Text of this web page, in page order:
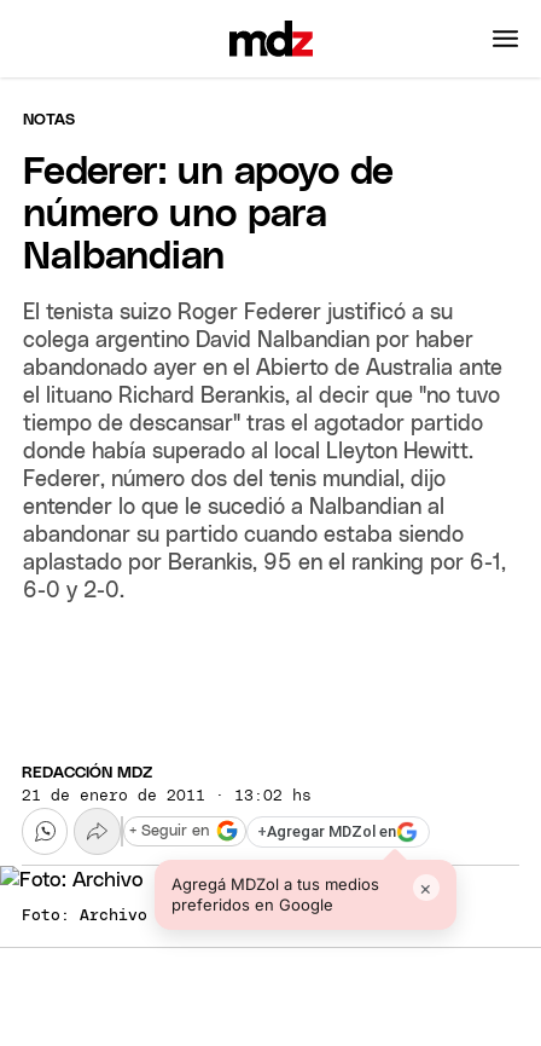
NOTAS
Federer: un apoyo de
número uno para
Nalbandian
El tenista suizo Roger Federer justificó a su
colega argentino David Nalbandian por haber
abandonado ayer en el Abierto de Australia ante
el lituano Richard Berankis, al decir que "no tuvo
tiempo de descansar" tras el agotador partido
donde había superado al local Lleyton Hewitt.
Federer, número dos del tenis mundial, dijo
entender lo que le sucedió a Nalbandian al
abandonar su partido cuando estaba siendo
aplastado por Berankis, 95 en el ranking por 6-1,
6-0 y 2-0.
REDACCIÓN MDZ
21 de enero de 2011 · 13:02 hs
+Agregar MDZol en
Agregá MDZol a tus medios
preferidos en Google
×
+ Seguir en
Foto: Archivo